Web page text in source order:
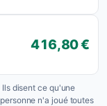
416,80 €
disent ce qu'une
n'a joué toutes